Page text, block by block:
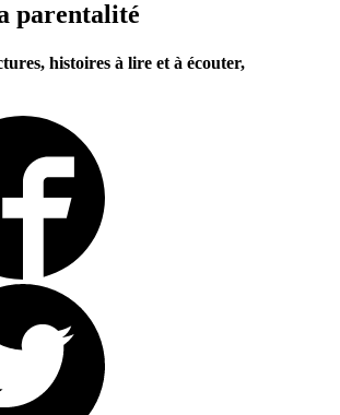
parentalité
histoires à lire et à écouter,